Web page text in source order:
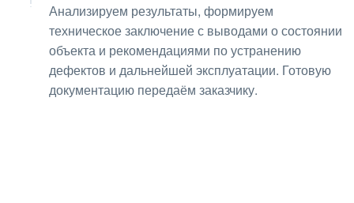
Анализируем результаты, формируем
техническое заключение с выводами о состоянии
объекта и рекомендациями по устранению
дефектов и дальнейшей эксплуатации. Готовую
документацию передаём заказчику.